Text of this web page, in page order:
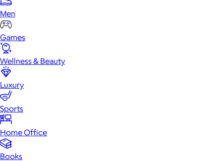
Men
Games
Wellness & Beauty
Luxury
Sports
Home Office
Books